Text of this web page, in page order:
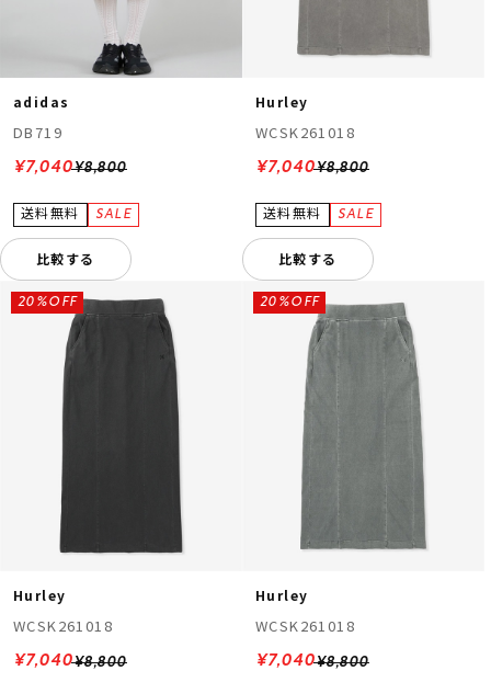
adidas
DB719
¥8,800
¥7,040
比較する
Hurley
WCSK261018
¥8,800
¥7,040
比較する
Hurley
WCSK261018
¥8,800
20%OFF
¥7,040
Hurley
WCSK261018
¥8,800
20%OFF
¥7,040